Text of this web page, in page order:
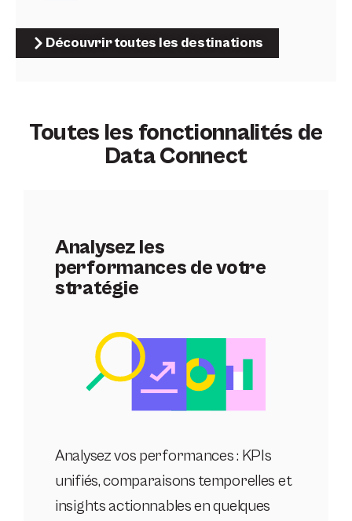
Découvrir toutes les destinations
Toutes les fonctionnalités de
Data Connect
Analysez les
performances de votre
stratégie
Analysez vos performances : KPIs
unifiés, comparaisons temporelles et
insights actionnables en quelques